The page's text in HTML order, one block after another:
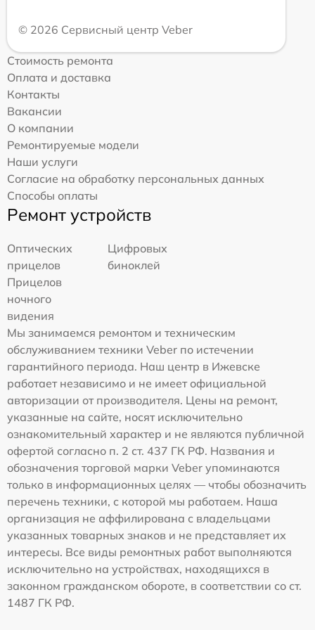
© 2026 Сервисный центр Veber
Стоимость ремонта
Оплата и доставка
Контакты
Вакансии
О компании
Ремонтируемые модели
Наши услуги
Согласие на обработку персональных данных
Способы оплаты
Ремонт устройств
Оптических
прицелов
Цифровых
биноклей
Прицелов
ночного
видения
Мы занимаемся ремонтом и техническим
обслуживанием техники Veber по истечении
гарантийного периода. Наш центр в Ижевске
работает независимо и не имеет официальной
авторизации от производителя. Цены на ремонт,
указанные на сайте, носят исключительно
ознакомительный характер и не являются публичной
офертой согласно п. 2 ст. 437 ГК РФ. Названия и
обозначения торговой марки Veber упоминаются
только в информационных целях — чтобы обозначить
перечень техники, с которой мы работаем. Наша
организация не аффилирована с владельцами
указанных товарных знаков и не представляет их
интересы. Все виды ремонтных работ выполняются
исключительно на устройствах, находящихся в
законном гражданском обороте, в соответствии со ст.
1487 ГК РФ.